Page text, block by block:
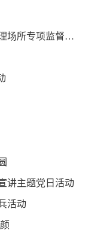
县邮政业发展中心开展邮政支局邮件处理场所专项监督检...
讲主题党日活动
活动